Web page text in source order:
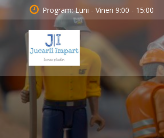
Skip
to
content
Program: Luni - Vineri 9:00 - 15:00